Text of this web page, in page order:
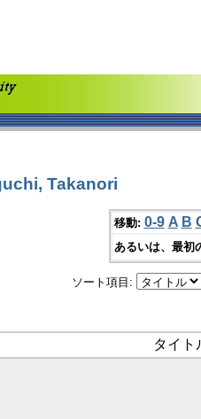
Takanori
移動: 0-9 A B
あるいは、最初
ソート項目:
タイト